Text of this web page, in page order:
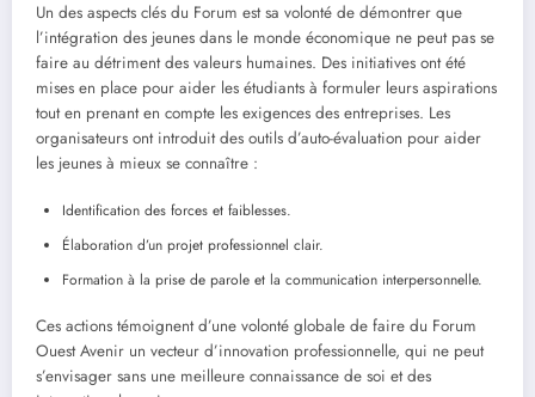
Un des aspects clés du Forum est sa volonté de démontrer que
l’intégration des jeunes dans le monde économique ne peut pas se
faire au détriment des valeurs humaines. Des initiatives ont été
mises en place pour aider les étudiants à formuler leurs aspirations
tout en prenant en compte les exigences des entreprises. Les
organisateurs ont introduit des outils d’auto-évaluation pour aider
les jeunes à mieux se connaître :
Identification des forces et faiblesses.
Élaboration d’un projet professionnel clair.
Formation à la prise de parole et la communication interpersonnelle.
Ces actions témoignent d’une volonté globale de faire du Forum
Ouest Avenir un vecteur d’innovation professionnelle, qui ne peut
s’envisager sans une meilleure connaissance de soi et des